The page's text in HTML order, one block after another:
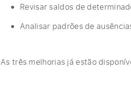
Revisar saldos de
Analisar padrões de
As três melhorias já estão